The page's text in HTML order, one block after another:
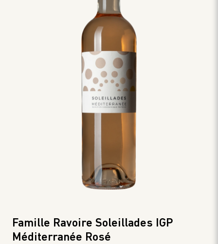
Famille Ravoire Soleillades IGP
Méditerranée Rosé